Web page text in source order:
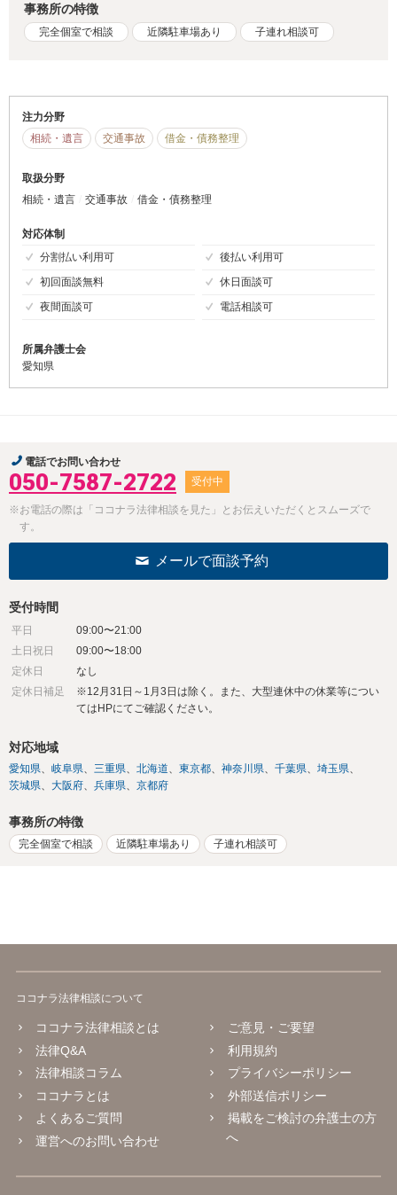
事務所の特徴
完全個室で相談 近隣駐車場あり 子連れ相談可
注力分野
相続・遺言
交通事故 借金・債務整理
取扱分野
相続・遺言
交通事故 借金・債務整理
対応体制
分割払い利用可
後払い利用可
初回面談無料
休日面談可
夜間面談可
電話相談可
所属弁護士会
愛知県
電話でお問い合わせ
050-7587-2722 受付中
※お電話の際は「ココナラ法律相談を見た」とお伝えいただくとスムーズで
す。
メールで面談予約
受付時間
平日
09:00〜21:00
土日祝日
09:00〜18:00
定休日
なし
定休日補足
※12月31日～1月3日は除く。また、大型連休中の休業等につい
てはHPにてご確認ください。
対応地域
愛知県 岐阜県 三重県 北海道 東京都 神奈川県 千葉県
埼玉県
茨城県
大阪府 兵庫県 京都府
事務所の特徴
完全個室で相談 近隣駐車場あり 子連れ相談可
ココナラ法律相談について
ココナラ法律相談とは
法律Q&A
法律相談コラム
ココナラとは
よくあるご質問
運営へのお問い合わせ
ご意見・ご要望
利用規約
プライバシーポリシー
外部送信ポリシー
掲載をご検討の弁護士の方
へ